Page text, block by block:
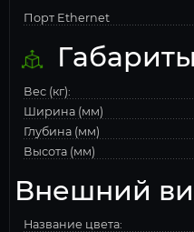
Порт Ethernet
Вес (кг):
Ширина (мм)
Глубина (мм)
Высота (мм)
Внешний
Название цвета: